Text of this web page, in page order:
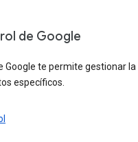
de Google
Google te permite gestionar
específicos.